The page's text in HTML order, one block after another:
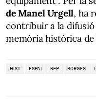
de Manel Urgell, ha
contribuir a la
memòria històrica de
HIST ESPAI REP BORGES